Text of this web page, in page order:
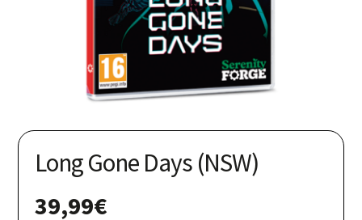
Long Gone Days (NSW)
39,99€
Nuestras redes: